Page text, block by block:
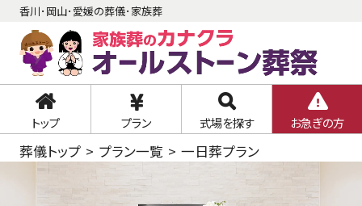
香川･岡山･愛媛の葬儀･家族葬
トップ プラン 式場を探す お急ぎの方
葬儀トップ プラン一覧 一日葬プラン